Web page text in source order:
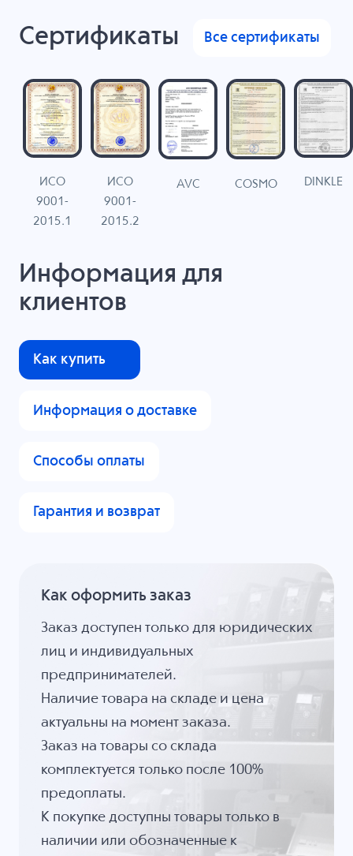
Сертификаты Все сертификаты
ИСО
9001-
2015.1
ИСО
9001-
2015.2
AVC COSMO DINKLE
Информация для
клиентов
Как купить
Информация о доставке
Способы оплаты
Гарантия и возврат
Как оформить заказ
Заказ доступен только для юридических
лиц и индивидуальных
предпринимателей.
Наличие товара на складе и цена
актуальны на момент заказа.
Заказ на товары со склада
комплектуется только после 100%
предоплаты.
К покупке доступны товары только в
наличии или обозначенные к